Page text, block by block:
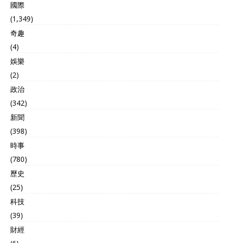
國際
(1,349)
奇趣
(4)
娛樂
(2)
政治
(342)
新聞
(398)
時事
(780)
歷史
(25)
科技
(39)
財經